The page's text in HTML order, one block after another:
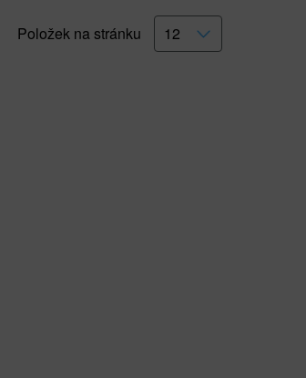
Položek na stránku